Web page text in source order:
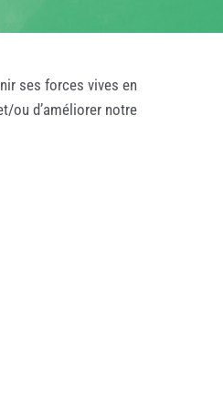
ses forces vives en
ou d’améliorer notre